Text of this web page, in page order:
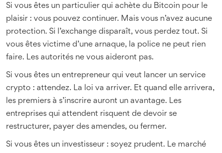
Si vous êtes un particulier qui achète du Bitcoin pour le
plaisir : vous pouvez continuer. Mais vous n’avez aucune
protection. Si l’exchange disparaît, vous perdez tout. Si
vous êtes victime d’une arnaque, la police ne peut rien
faire. Les autorités ne vous aideront pas.
Si vous êtes un entrepreneur qui veut lancer un service
crypto : attendez. La loi va arriver. Et quand elle arrivera,
les premiers à s’inscrire auront un avantage. Les
entreprises qui attendent risquent de devoir se
restructurer, payer des amendes, ou fermer.
Si vous êtes un investisseur : soyez prudent. Le marché